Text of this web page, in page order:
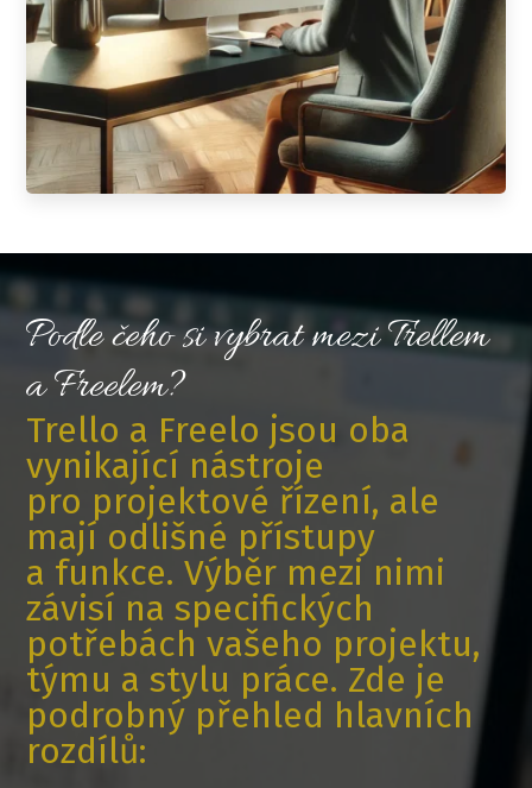
Podle čeho si vybrat mezi Trellem
a Freelem?
Trello a Freelo jsou oba
vynikající nástroje
pro projektové řízení, ale
mají odlišné přístupy
a funkce. Výběr mezi nimi
závisí na specifických
potřebách vašeho projektu,
týmu a stylu práce. Zde je
podrobný přehled hlavních
rozdílů: